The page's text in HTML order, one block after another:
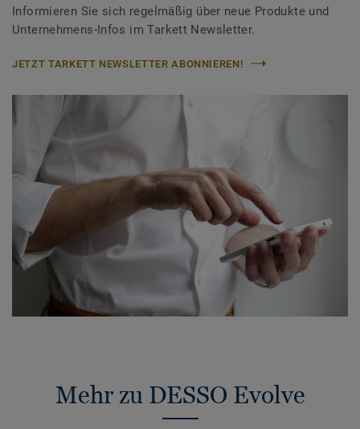
Informieren Sie sich regelmäßig über neue Produkte und
Unternehmens-Infos im Tarkett Newsletter.
JETZT TARKETT NEWSLETTER ABONNIEREN!
Mehr zu DESSO Evolve